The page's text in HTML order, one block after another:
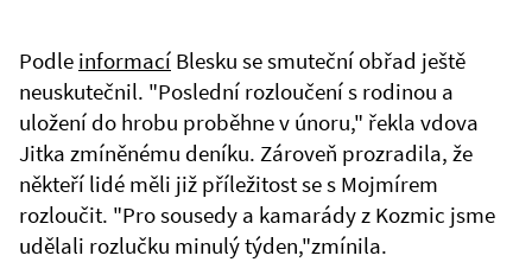
Podle informací Blesku se smuteční obřad ještě
neuskutečnil. "Poslední rozloučení s rodinou a
uložení do hrobu proběhne v únoru," řekla vdova
Jitka zmíněnému deníku. Zároveň prozradila, že
někteří lidé měli již příležitost se s Mojmírem
rozloučit. "Pro sousedy a kamarády z Kozmic jsme
udělali rozlučku minulý týden,"zmínila.